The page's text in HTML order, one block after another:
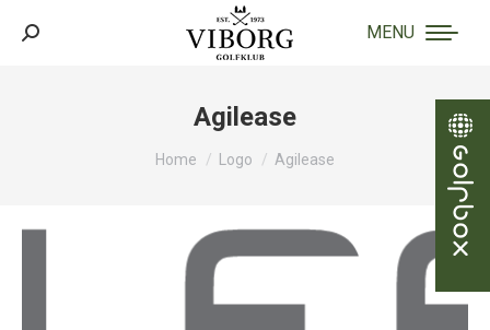
MENU
Search:
Agilease
You are here:
Home Logo Agilease